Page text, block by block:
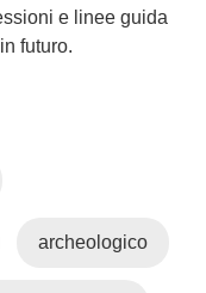
e linee guida
futuro.
archeologico